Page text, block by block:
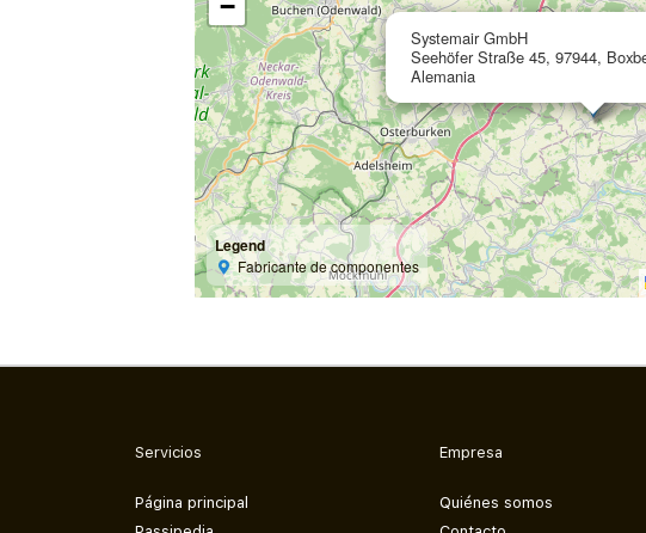
Systemair GmbH
Seehöfer Straße 45, 97944,
Alemania
−
Legend
Fabricante de componentes
Servicios
Página principal
Empresa
Quiénes somos